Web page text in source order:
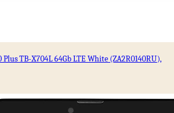
TB-X704L 64Gb LTE White (ZA2R0140RU),